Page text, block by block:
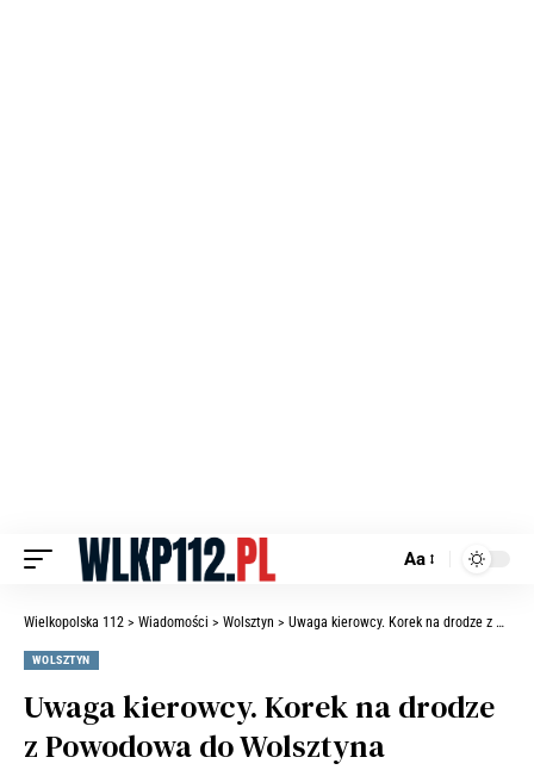
Aa
Wielkopolska 112 > Wiadomości > Wolsztyn > Uwaga kierowcy. Korek na drodze z Powodowa do Wolsztyna
WOLSZTYN
Uwaga kierowcy. Korek na drodze
z Powodowa do Wolsztyna